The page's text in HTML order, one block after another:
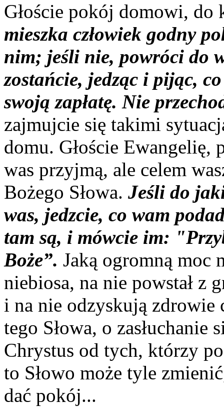
Głoście pokój domowi,
mieszka człowiek godny
nim; jeśli nie, powróci do
zostańcie, jedząc i pijąc,
swoją zapłatę. Nie
zajmujcie się takimi
domu. Głoście Ewangelię,
was przyjmą, ale celem
Bożego Słowa. Jeśli do
was, jedzcie, co wam
tam są, i mówcie im:
Boże”. Jaką ogromną moc
niebiosa, na nie powstał z
i na nie odzyskują
tego Słowa, o zasłuchanie
Chrystus od tych, którzy
to Słowo może tyle
dać pokój...